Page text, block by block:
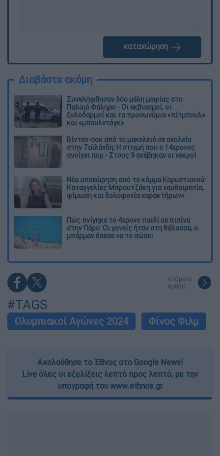
καταχώρηση
Διαβάστε ακόμη
Συνελήφθησαν δύο μέλη μαφίας στο
Παλαιό Φάληρο - Οι εκβιασμοί, οι
ξυλοδαρμοί και τα προσωνύμια «πίτμπουλ»
και «μπουλντόγκ»
Βίντεο-σοκ από το μακελειό σε σχολείο
στην Ταϊλάνδη: Η στιγμή που ο 14χρονος
ανοίγει πυρ - Στους 9 ανέβηκαν οι νεκροί
Νέα αποχώρηση από το κόμμα Καρυστιανού:
Καταγγελίες Μπρουτζάκη για «αυθαιρεσία,
φίμωση και δολοφονία χαρακτήρων»
Πώς πνίγηκε το 4χρονο παιδί σε πισίνα
στην Πάρο: Οι γονείς ήταν στη θάλασσα, ο
μπάρμαν έπεσε να το σώσει
επόμενο
άρθρο
#TAGS
Ολυμπιακοί Αγώνες 2024 Φίνος Φιλμ
Ακολούθησε το Έθνος στο Google News!
Live όλες οι εξελίξεις λεπτό προς λεπτό, με την
υπογραφή του www.ethnos.gr